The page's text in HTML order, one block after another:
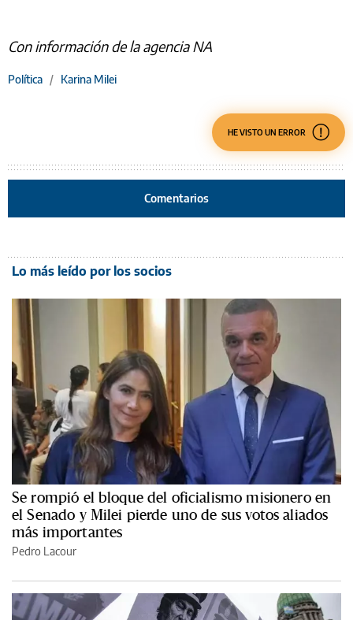
Con información de la agencia NA
Política / Karina Milei
HE VISTO UN ERROR
Comentarios
Lo más leído por los socios
Se rompió el bloque del oficialismo misionero en
el Senado y Milei pierde uno de sus votos aliados
más importantes
Pedro Lacour